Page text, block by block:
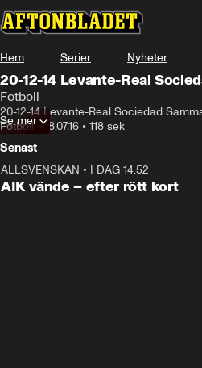
Hem Serier Nyheter
20-12-14 Levante-Real
Fotboll
20-12-14 Levante-Real Sociedad
Fotboll•18.07.16 • 118 sek
Se mer
Senast
ALLSVENSKAN • I DAG 14:52
AIK vände – efter rött kort